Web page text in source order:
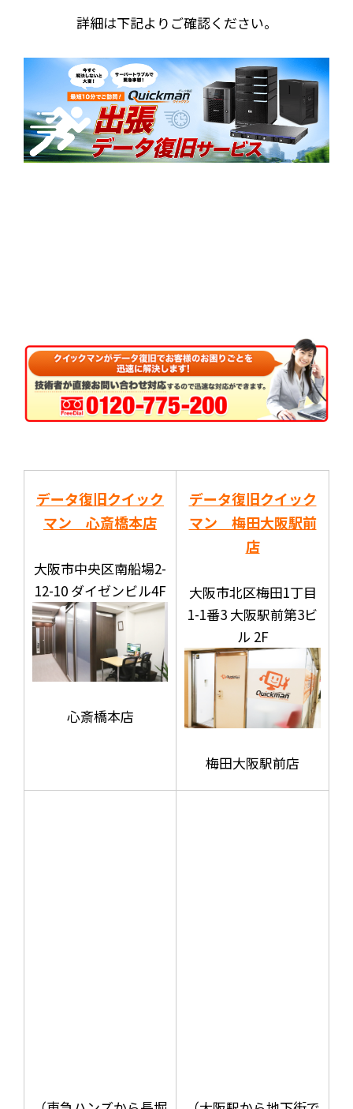
詳細は下記よりご確認ください。
データ復旧クイック
マン 心斎橋本店
大阪市中央区南船場2-
12-10 ダイゼンビル4F
心斎橋本店
データ復旧クイック
マン 梅田大阪駅前
店
大阪市北区梅田1丁目
1-1番3 大阪駅前第3ビ
ル 2F
梅田大阪駅前店